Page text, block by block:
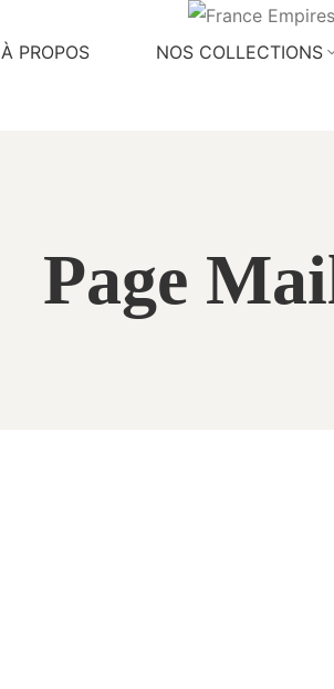
À PROPOS NOS COLLECTIONS
Page